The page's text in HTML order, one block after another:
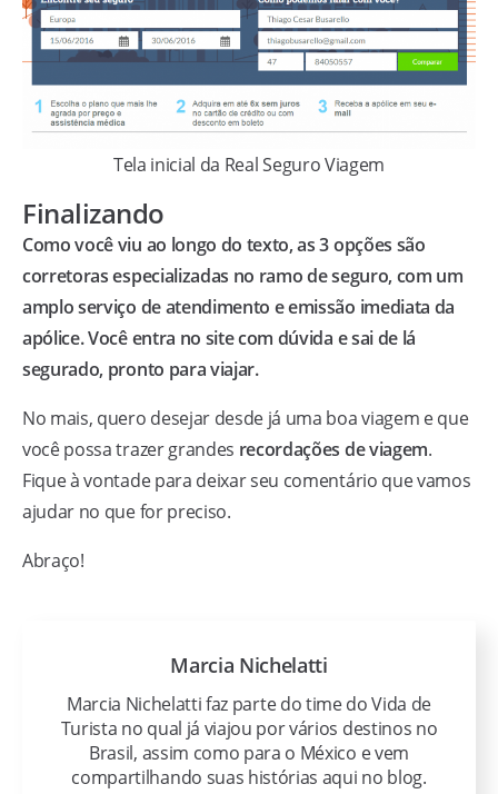
Tela inicial da Real Seguro Viagem
Finalizando
Como você viu ao longo do texto, as 3 opções são
corretoras especializadas no ramo de seguro, com um
amplo serviço de atendimento e emissão imediata da
apólice. Você entra no site com dúvida e sai de lá
segurado, pronto para viajar.
No mais, quero desejar desde já uma boa viagem e que
você possa trazer grandes recordações de viagem.
Fique à vontade para deixar seu comentário que vamos
ajudar no que for preciso.
Abraço!
Marcia Nichelatti
Marcia Nichelatti faz parte do time do Vida de
Turista no qual já viajou por vários destinos no
Brasil, assim como para o México e vem
compartilhando suas histórias aqui no blog.